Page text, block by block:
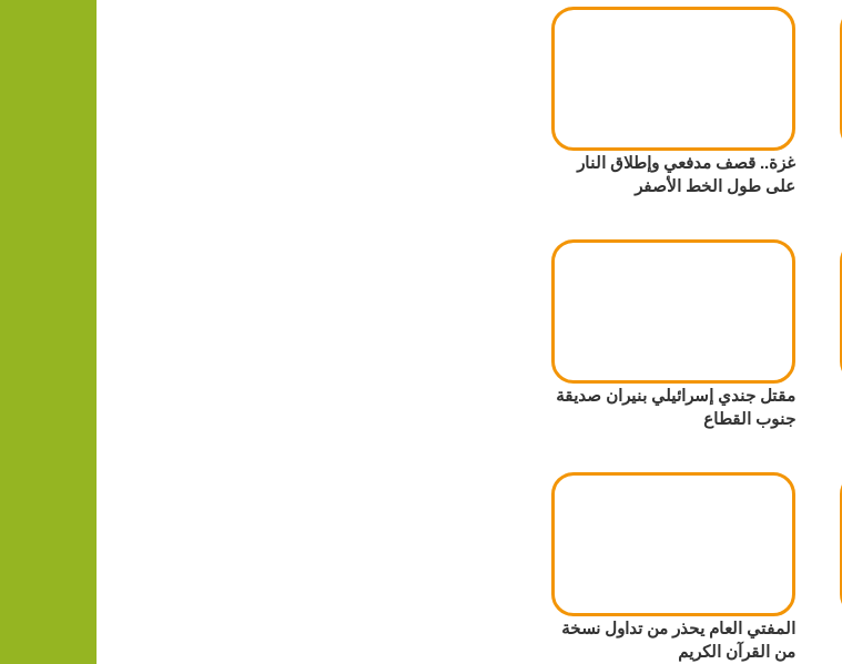
غزة.. قصف مدفعي وإطلاق النار
على طول الخط الأصفر
مقتل جندي إسرائيلي بنيران صديقة
جنوب القطاع
المفتي العام يحذر من تداول نسخة
من القرآن الكريم